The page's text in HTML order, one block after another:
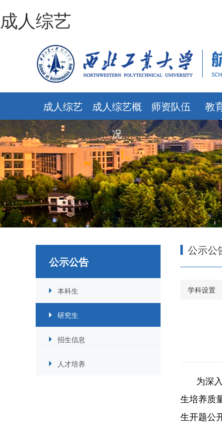
成人综艺
成人综艺
成人综艺概
况
师资队伍 教
公示公告
本科生
研究生
招生信息
人才培养
公示公
学科设置
为深
生培养质
生开题公